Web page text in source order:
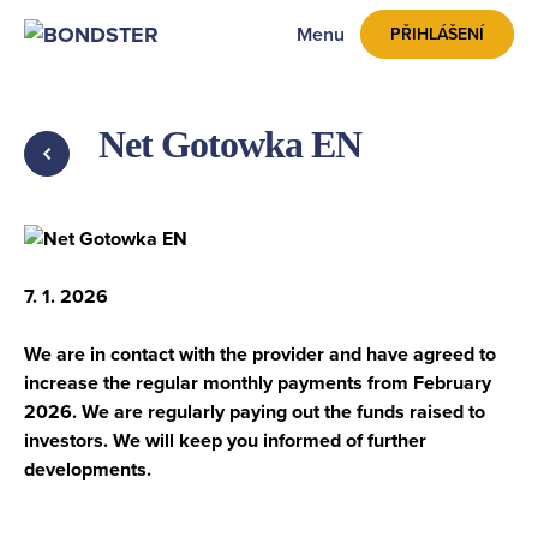
Menu PŘIHLÁŠENÍ
ZPĚT
Net Gotowka EN
7. 1. 2026
We are in contact with the provider and have agreed to
increase the regular monthly payments from February
2026. We are regularly paying out the funds raised to
investors. We will keep you informed of further
developments.